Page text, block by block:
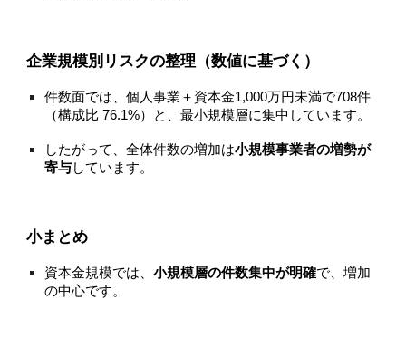
企業規模別リスクの整理（数値に基づく）
件数面では、個人事業＋資本金1,000万円未満で708件
（構成比 76.1%）と、最小規模層に集中しています。
したがって、全体件数の増加は小規模事業者の増勢が
寄与しています。
小まとめ
資本金規模では、小規模層の件数集中が明確で、増加
の中心です。